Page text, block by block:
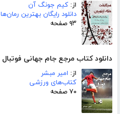
از: کیم جونگ آن
دانلود رایگان بهترین رمان‌ها
۹۳ صفحه
دانلود کتاب مرجع جام جهانی فوتبال
از: امیر مبشر
کتاب‌های ورزشی
۷۰ صفحه